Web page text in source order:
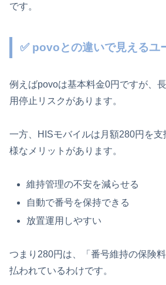
です。
✅ povoとの違いで見えるユ
例えばpovoは基本料金0円ですが、
用停止リスクがあります。
一方、HISモバイルは月額280円を
様なメリットがあります。
維持管理の不安を減らせる
自動で番号を保持できる
放置運用しやすい
つまり280円は、「番号維持の保険
払われているわけです。